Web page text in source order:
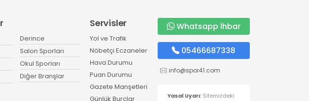
Derince
Salon Sporları
Okul Sporları
Diğer Branşlar
Servisler
Yol ve Trafik
Nöbetçi Eczaneler
Hava Durumu
Puan Durumu
Gazete Manşetleri
Günlük Burçlar
Whatsapp İhbar
05466687338
info@spor41.com
Yasal Uyarı: Sitemizdeki